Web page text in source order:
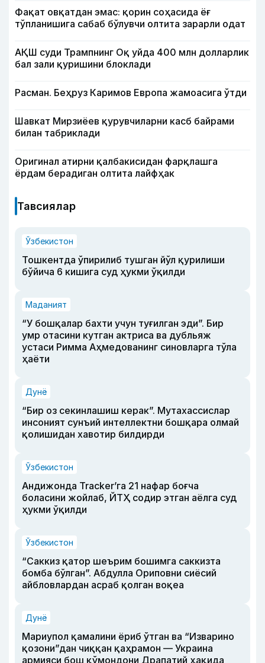
Фақат овқатдан эмас: қорин соҳасида ёғ
тўпланишига сабаб бўлувчи олтита зарарли одат
АҚШ суди Трампнинг Оқ уйда 400 млн долларлик
бал зали қуришини блоклади
Расман. Беҳруз Каримов Европа жамоасига ўтди
Шавкат Мирзиёев қурувчиларни касб байрами
билан табриклади
Оригинал атирни қалбакисидан фарқлашга
ёрдам берадиган олтита лайфҳак
Тавсиялар
Ўзбекистон
Тошкентда ўпирилиб тушган йўл қурилиши
бўйича 6 кишига суд ҳукми ўқилди
Маданият
“У бошқалар бахти учун туғилган эди”. Бир
умр отасини кутган актриса ва дубльяж
устаси Римма Аҳмедованинг синовларга тўла
ҳаёти
Дунё
“Бир оз секинлашиш керак”. Мутахассислар
инсоният сунъий интеллектни бошқара олмай
қолишидан хавотир билдирди
Ўзбекистон
Андижонда Tracker’га 21 нафар боғча
боласини жойлаб, ЙТҲ содир этган аёлга суд
ҳукми ўқилди
Ўзбекистон
“Саккиз қатор шеърим бошимга саккизта
бомба бўлган”. Абдулла Ориповни сиёсий
айбловлардан асраб қолган воқеа
Дунё
Мариупол қамалини ёриб ўтган ва “Изварино
қозони”дан чиққан қаҳрамон — Украина
армияси бош қўмондони Драпатий ҳақида